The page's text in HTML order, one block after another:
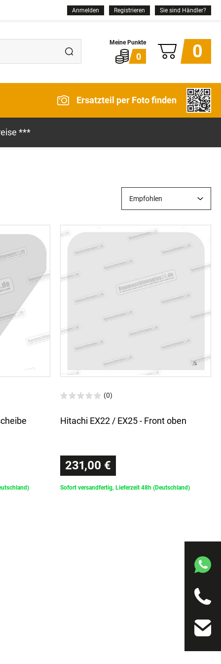
Anmelden Registrieren Sie sind Händler?
0 0
Ersatzteil per Foto finden
***
(0)
Hitachi EX22 / EX25 - Front oben
231,00 €
Sofort versandfertig, Lieferzeit 48h (Deutschland)